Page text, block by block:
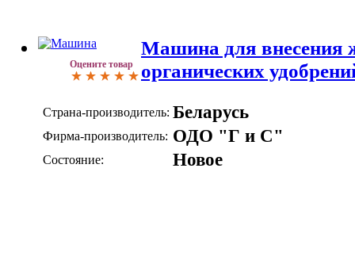
Оцените товар
Машина для внесения
органических
Страна-производитель: Беларусь
Фирма-производитель: ОДО "Г и С"
Состояние: Новое